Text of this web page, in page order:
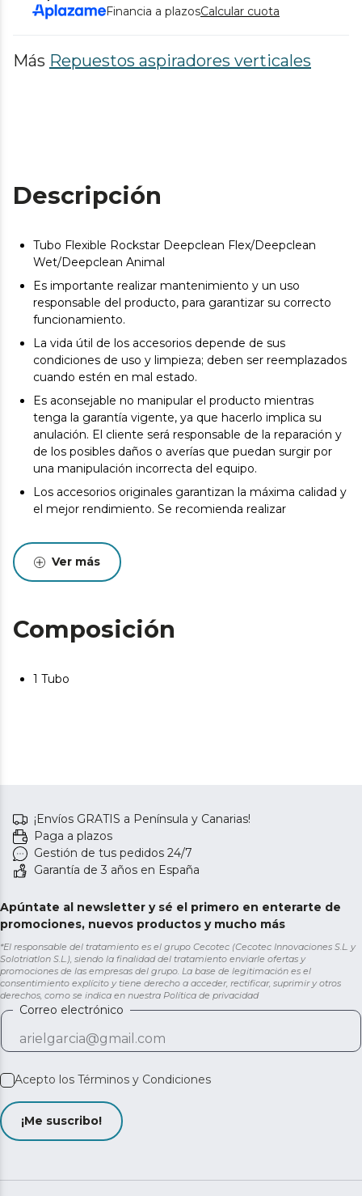
Financia a plazosCalcular cuota
Más Repuestos aspiradores verticales
Descripción
Tubo Flexible Rockstar Deepclean Flex/Deepclean
Wet/Deepclean Animal
Es importante realizar mantenimiento y un uso
responsable del producto, para garantizar su correcto
funcionamiento.
La vida útil de los accesorios depende de sus
condiciones de uso y limpieza; deben ser reemplazados
cuando estén en mal estado.
Es aconsejable no manipular el producto mientras
tenga la garantía vigente, ya que hacerlo implica su
anulación. El cliente será responsable de la reparación y
de los posibles daños o averías que puedan surgir por
una manipulación incorrecta del equipo.
Los accesorios originales garantizan la máxima calidad y
el mejor rendimiento. Se recomienda realizar
Ver más
Composición
1 Tubo
¡Envíos GRATIS a Península y Canarias!
Paga a plazos
Gestión de tus pedidos 24/7
Garantía de 3 años en España
Apúntate al newsletter y sé el primero en enterarte de
promociones, nuevos productos y mucho más
*El responsable del tratamiento es el grupo Cecotec (Cecotec Innovaciones S.L. y
Solotriatlon S.L.), siendo la finalidad del tratamiento enviarle ofertas y
promociones de las empresas del grupo. La base de legitimación es el
consentimiento explícito y tiene derecho a acceder, rectificar, suprimir y otros
derechos, como se indica en nuestra Política de privacidad
Correo electrónico
Acepto los Términos y Condiciones
¡Me suscribo!